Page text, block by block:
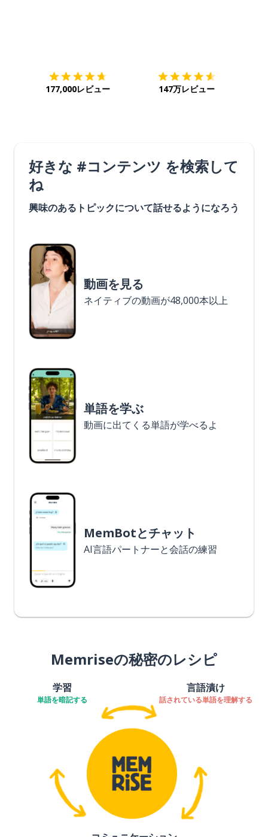
177,000レビュー 147万レビュー
好きな #コンテンツ を検索して
ね
興味のあるトピックについて話せるようになろう
動画を見る
ネイティブの動画が48,000本以上
単語を学ぶ
動画に出てくる単語が学べるよ
MemBotとチャット
AI言語パートナーと会話の練習
Memriseの秘密のレシピ
学習
単語を暗記する
言語漬け
話されている単語を理解する